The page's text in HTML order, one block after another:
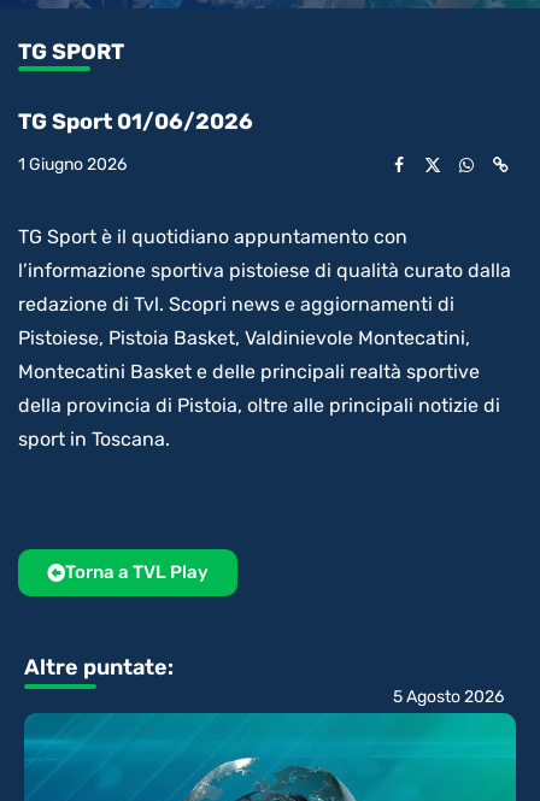
l’audio1.10%
in-
TG SPORT
TG Sport 01/06/2026
1 Giugno 2026
TG Sport è il quotidiano appuntamento con
l’informazione sportiva pistoiese di qualità curato dalla
redazione di Tvl. Scopri news e aggiornamenti di
Pistoiese, Pistoia Basket, Valdinievole Montecatini,
Montecatini Basket e delle principali realtà sportive
della provincia di Pistoia, oltre alle principali notizie di
sport in Toscana.
Torna a TVL Play
Altre puntate:
5 Agosto 2026